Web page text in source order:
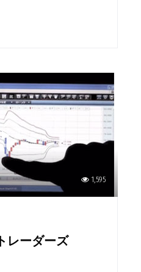
1,595
レーダーズ